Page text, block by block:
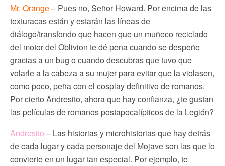
Mr. Orange– Pues no, Señor Howard. Por encima de las
texturacas están y estarán las líneas de
diálogo/transfondo que hacen que un muñeco reciclado
del motor del Oblivion te dé pena cuando se despeñe
gracias a un bug o cuando descubras que tuvo que
volarle a la cabeza a su mujer para evitar que la violasen,
como poco, peña con el cosplay definitivo de romanos.
Por cierto Andresito, ahora que hay confianza, ¿te gustan
las películas de romanos postapocalípticos de la Legión?
Andresito – Las historias y microhistorias que hay detrás
de cada lugar y cada personaje del Mojave son las que lo
convierte en un lugar tan especial. Por ejemplo, te